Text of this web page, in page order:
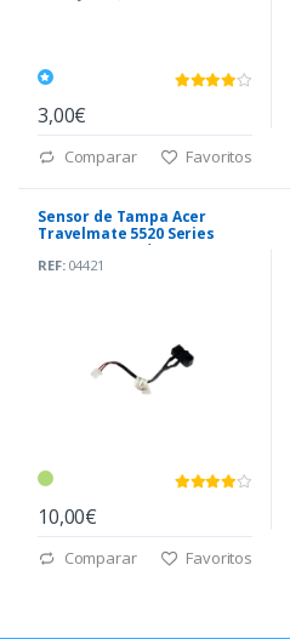
3,00€
Comparar Favoritos
Sensor de Tampa Acer
Travelmate 5520 Series
(50.4T325.001) *
REF:04421
10,00€
Comparar Favoritos